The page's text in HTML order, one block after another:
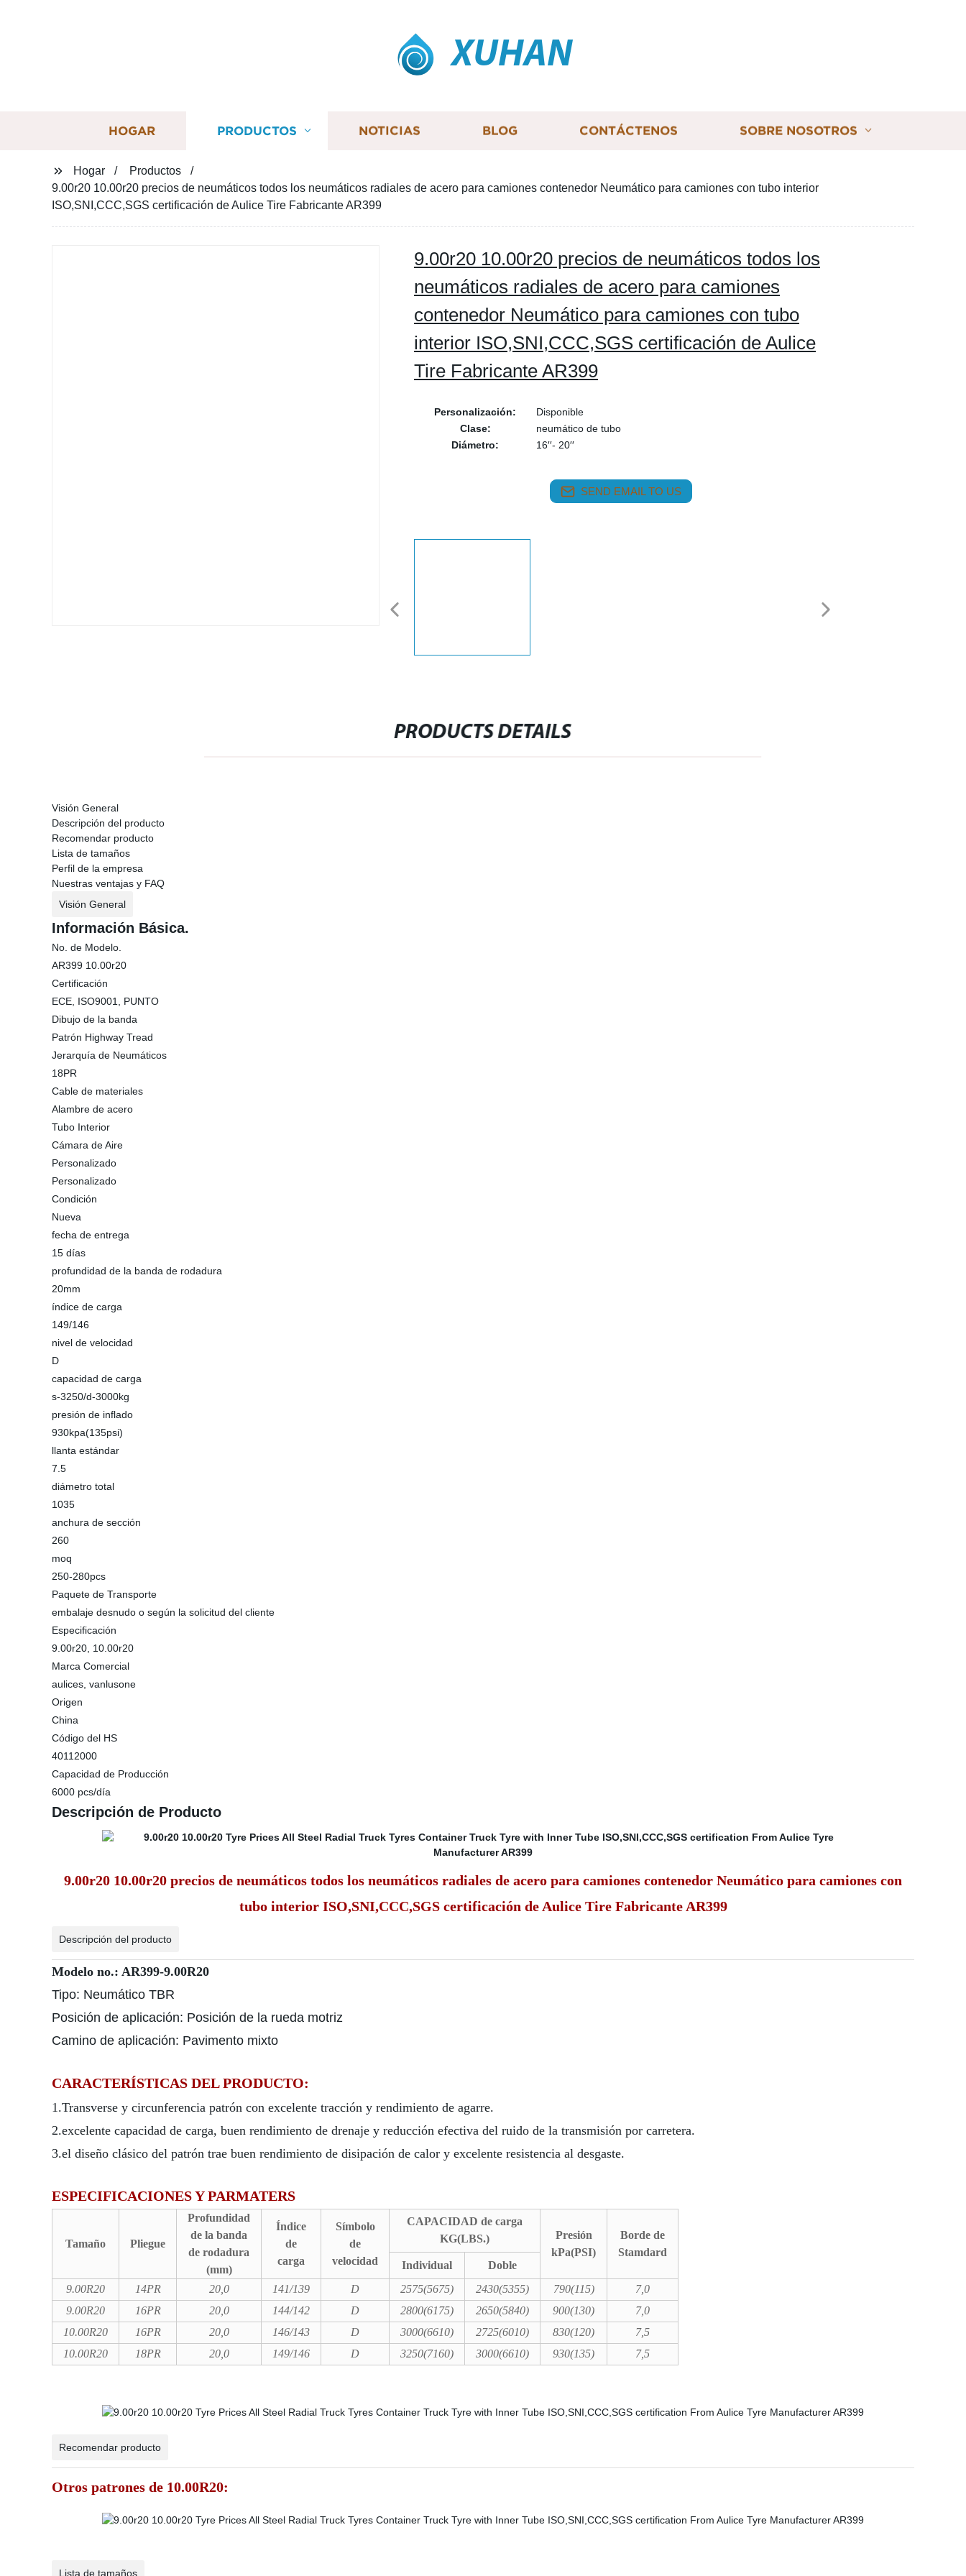
XUHAN
HOGAR PRODUCTOS NOTICIAS BLOG CONTÁCTENOS SOBRE NOSOTROS
Hogar
Productos
9.00r20 10.00r20 precios de neumáticos todos los neumáticos radiales de acero para camiones contenedor Neumático para camiones con tubo interior
ISO,SNI,CCC,SGS certificación de Aulice Tire Fabricante AR399
9.00r20 10.00r20 precios de neumáticos todos los
neumáticos radiales de acero para camiones
contenedor Neumático para camiones con tubo
interior ISO,SNI,CCC,SGS certificación de Aulice
Tire Fabricante AR399
Personalización:
Disponible
Clase:
neumático de tubo
Diámetro:
16′′- 20′′
SEND EMAIL TO US
PRODUCTS DETAILS
Visión General
Descripción del producto
Recomendar producto
Lista de tamaños
Perfil de la empresa
Nuestras ventajas y FAQ
Visión General
Información Básica.
No. de Modelo.
AR399 10.00r20
Certificación
ECE, ISO9001, PUNTO
Dibujo de la banda
Patrón Highway Tread
Jerarquía de Neumáticos
18PR
Cable de materiales
Alambre de acero
Tubo Interior
Cámara de Aire
Personalizado
Personalizado
Condición
Nueva
fecha de entrega
15 días
profundidad de la banda de rodadura
20mm
índice de carga
149/146
nivel de velocidad
D
capacidad de carga
s-3250/d-3000kg
presión de inflado
930kpa(135psi)
llanta estándar
7.5
diámetro total
1035
anchura de sección
260
moq
250-280pcs
Paquete de Transporte
embalaje desnudo o según la solicitud del cliente
Especificación
9.00r20, 10.00r20
Marca Comercial
aulices, vanlusone
Origen
China
Código del HS
40112000
Capacidad de Producción
6000 pcs/día
Descripción de Producto
9.00r20 10.00r20 precios de neumáticos todos los neumáticos radiales de acero para camiones contenedor Neumático para camiones con
tubo interior ISO,SNI,CCC,SGS certificación de Aulice Tire Fabricante AR399
Descripción del producto
Modelo no.: AR399-9.00R20
Tipo: Neumático TBR
Posición de aplicación: Posición de la rueda motriz
Camino de aplicación: Pavimento mixto
CARACTERÍSTICAS DEL PRODUCTO:
1.Transverse y circunferencia patrón con excelente tracción y rendimiento de agarre.
2.excelente capacidad de carga, buen rendimiento de drenaje y reducción efectiva del ruido de la transmisión por carretera.
3.el diseño clásico del patrón trae buen rendimiento de disipación de calor y excelente resistencia al desgaste.
ESPECIFICACIONES Y PARMATERS
Tamaño Pliegue
Profundidad
de la banda
de rodadura
(mm)
Índice
de
carga
Símbolo
de
velocidad
CAPACIDAD de carga
KG(LBS.)
Presión
kPa(PSI)
Borde de
Stamdard
Individual
Doble
9.00R20
14PR 20,0 141/139 D 2575(5675) 2430(5355) 790(115)
7,0
9.00R20
16PR 20,0 144/142 D 2800(6175) 2650(5840) 900(130)
7,0
10.00R20
16PR 20,0 146/143 D 3000(6610) 2725(6010) 830(120)
7,5
10.00R20
18PR 20,0 149/146 D 3250(7160) 3000(6610) 930(135) 7,5
Recomendar producto
Otros patrones de 10.00R20:
Lista de tamaños